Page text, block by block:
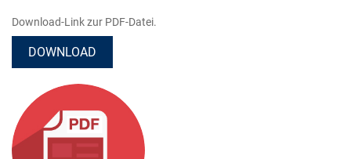
Download-Link zur PDF-Datei.
DOWNLOAD